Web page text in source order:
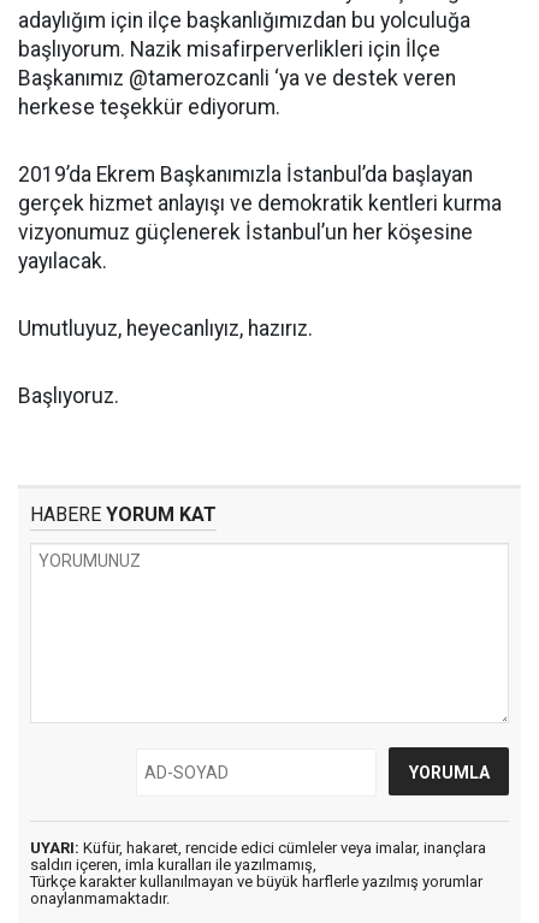
adaylığım için ilçe başkanlığımızdan bu yolculuğa
başlıyorum. Nazik misafirperverlikleri için İlçe
Başkanımız @tamerozcanli ‘ya ve destek veren
herkese teşekkür ediyorum.
2019’da Ekrem Başkanımızla İstanbul’da başlayan
gerçek hizmet anlayışı ve demokratik kentleri kurma
vizyonumuz güçlenerek İstanbul’un her köşesine
yayılacak.
Umutluyuz, heyecanlıyız, hazırız.
Başlıyoruz.
HABERE YORUM KAT
UYARI: Küfür, hakaret, rencide edici cümleler veya imalar, inançlara
saldırı içeren, imla kuralları ile yazılmamış,
Türkçe karakter kullanılmayan ve büyük harflerle yazılmış yorumlar
onaylanmamaktadır.